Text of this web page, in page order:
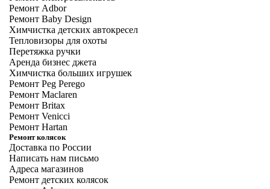
Ремонт Adbor
Ремонт Baby Design
Химчистка детских автокресел
Тепловизоры для охоты
Перетяжка ручки
Аренда бизнес джета
Химчистка больших игрушек
Ремонт Peg Perego
Ремонт Maclaren
Ремонт Britax
Ремонт Venicci
Ремонт Hartan
Ремонт колясок
Доставка по России
Написать нам письмо
Адреса магазинов
Ремонт детских колясок